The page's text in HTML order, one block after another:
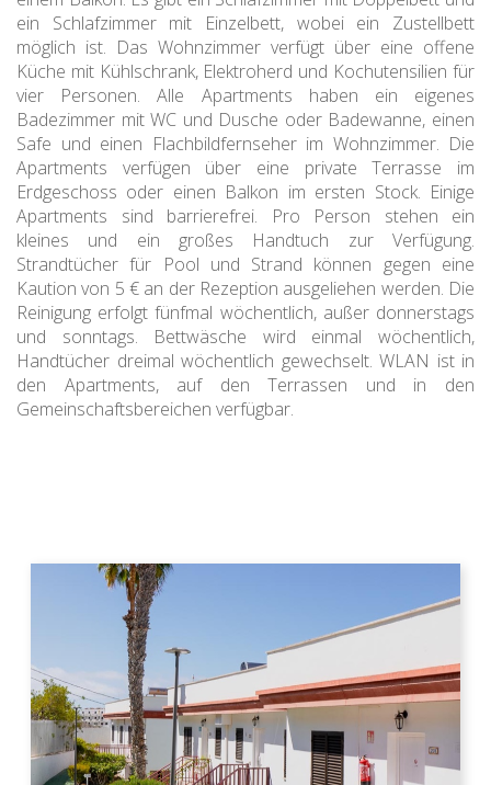
ein Schlafzimmer mit Einzelbett, wobei ein Zustellbett
möglich ist. Das Wohnzimmer verfügt über eine offene
Küche mit Kühlschrank, Elektroherd und Kochutensilien für
vier Personen. Alle Apartments haben ein eigenes
Badezimmer mit WC und Dusche oder Badewanne, einen
Safe und einen Flachbildfernseher im Wohnzimmer. Die
Apartments verfügen über eine private Terrasse im
Erdgeschoss oder einen Balkon im ersten Stock. Einige
Apartments sind barrierefrei. Pro Person stehen ein
kleines und ein großes Handtuch zur Verfügung.
Strandtücher für Pool und Strand können gegen eine
Kaution von 5 € an der Rezeption ausgeliehen werden. Die
Reinigung erfolgt fünfmal wöchentlich, außer donnerstags
und sonntags. Bettwäsche wird einmal wöchentlich,
Handtücher dreimal wöchentlich gewechselt. WLAN ist in
den Apartments, auf den Terrassen und in den
Gemeinschaftsbereichen verfügbar.